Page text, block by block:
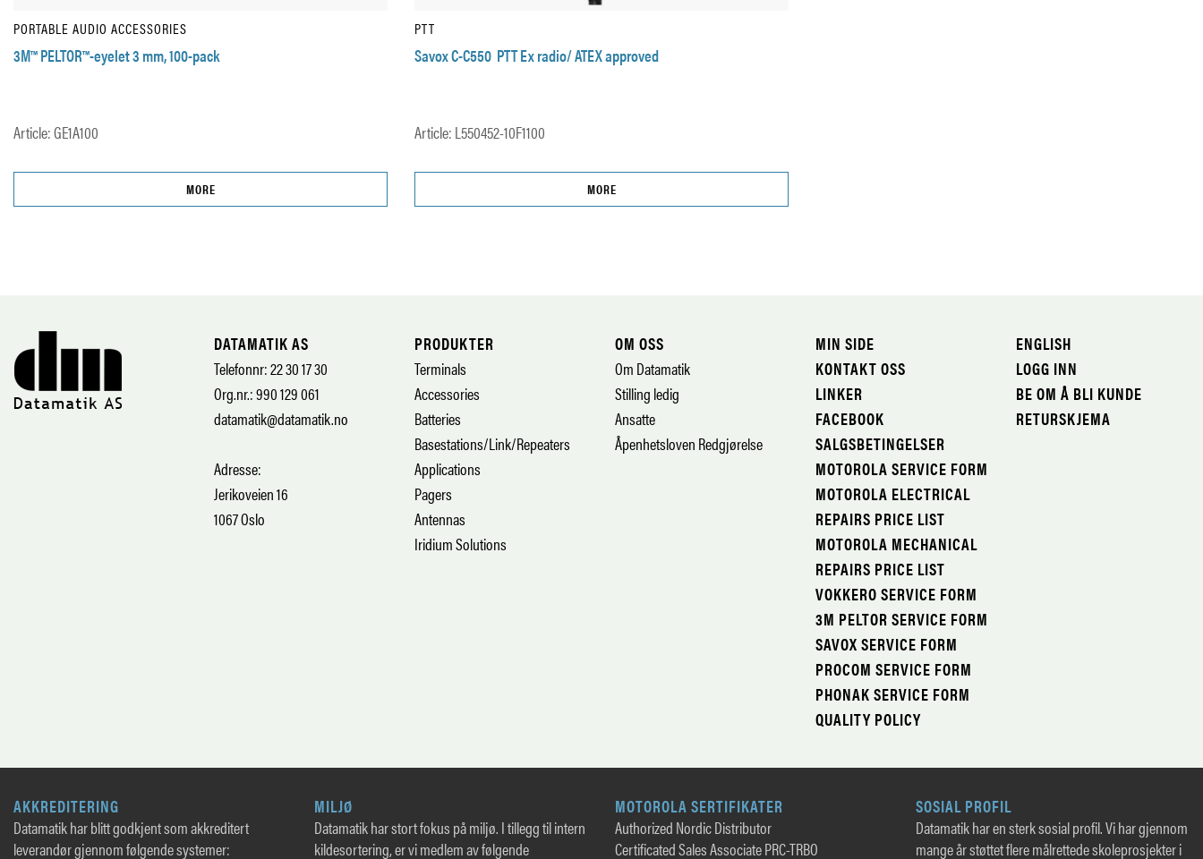
PORTABLE AUDIO ACCESSORIES
3M™ PELTOR™-eyelet 3 mm, 100-pack
Article: GE1A100
MORE
PTT
Savox C-C550 ­ PTT Ex radio/ ATEX approved
Article: L550452­-10F1100
MORE
DATAMATIK AS
Telefonnr: 22 30 17 30
Org.nr.: 990 129 061
datamatik@datamatik.no
Adresse:
Jerikoveien 16
1067 Oslo
PRODUKTER
Terminals
Accessories
Batteries
Basestations/Link/Repeaters
Applications
Pagers
Antennas
Iridium Solutions
OM OSS
Om Datamatik
Stilling ledig
Ansatte
Åpenhetsloven Redgjørelse
MIN SIDE
KONTAKT OSS
LINKER
FACEBOOK
SALGSBETINGELSER
MOTOROLA SERVICE FORM
MOTOROLA ELECTRICAL
REPAIRS PRICE LIST
MOTOROLA MECHANICAL
REPAIRS PRICE LIST
VOKKERO SERVICE FORM
3M PELTOR SERVICE FORM
SAVOX SERVICE FORM
PROCOM SERVICE FORM
PHONAK SERVICE FORM
QUALITY POLICY
ENGLISH
LOGG INN
BE OM Å BLI KUNDE
RETURSKJEMA
AKKREDITERING
Datamatik har blitt godkjent som akkreditert
leverandør gjennom følgende systemer:
MILJØ
Datamatik har stort fokus på miljø. I tillegg til intern
kildesortering, er vi medlem av følgende
MOTOROLA SERTIFIKATER
Authorized Nordic Distributor
Certificated Sales Associate PRC-TRBO
SOSIAL PROFIL
Datamatik har en sterk sosial profil. Vi har gjennom
mange år støttet flere målrettede skoleprosjekter i